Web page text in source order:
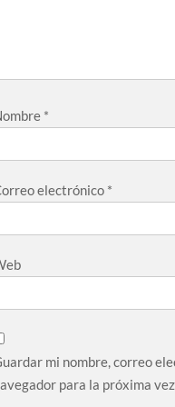
*
electrónico *
mi nombre, correo
para la próxima